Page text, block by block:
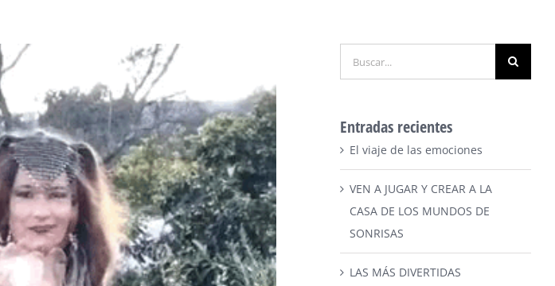
Entradas recientes
El viaje de las emociones
VEN A JUGAR Y CREAR A LA
CASA DE LOS MUNDOS DE
SONRISAS
LAS MÁS DIVERTIDAS